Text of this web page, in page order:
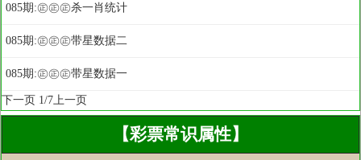
085期:㊣㊣㊣杀一肖统计
085期:㊣㊣㊣带星数据二
085期:㊣㊣㊣带星数据一
下一页 1/7 上一页
【彩票常识属性】